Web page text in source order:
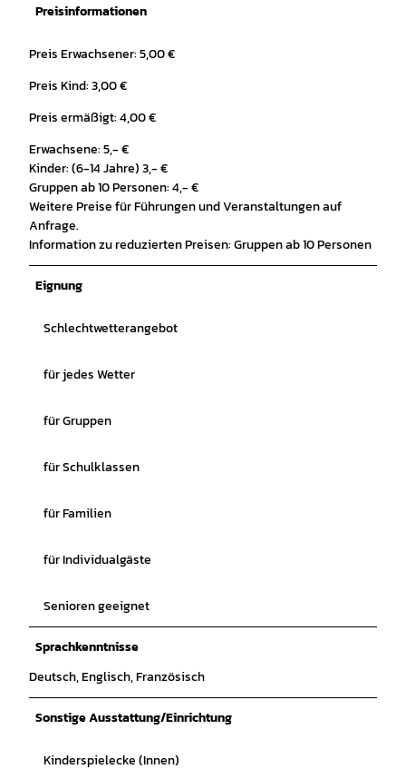
Preisinformationen
Preis Erwachsener: 5,00 €
Preis Kind: 3,00 €
Preis ermäßigt: 4,00 €
Erwachsene: 5,- €
Kinder: (6-14 Jahre) 3,- €
Gruppen ab 10 Personen: 4,- €
Weitere Preise für Führungen und Veranstaltungen auf
Anfrage.
Information zu reduzierten Preisen: Gruppen ab 10 Personen
Eignung
Schlechtwetterangebot
für jedes Wetter
für Gruppen
für Schulklassen
für Familien
für Individualgäste
Senioren geeignet
Sprachkenntnisse
Deutsch, Englisch, Französisch
Sonstige Ausstattung/Einrichtung
Kinderspielecke (Innen)